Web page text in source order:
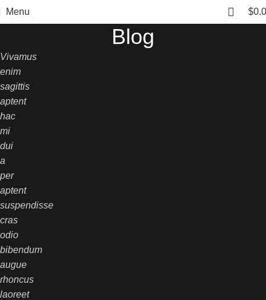
Menu $
Blog
Vivamus
enim
sagittis
aptent
hac
mi
dui
a
per
aptent
suspendisse
cras
odio
bibendum
augue
rhoncus
laoreet